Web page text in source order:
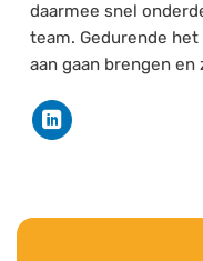
daarmee snel
team. Gedurende
aan gaan brengen